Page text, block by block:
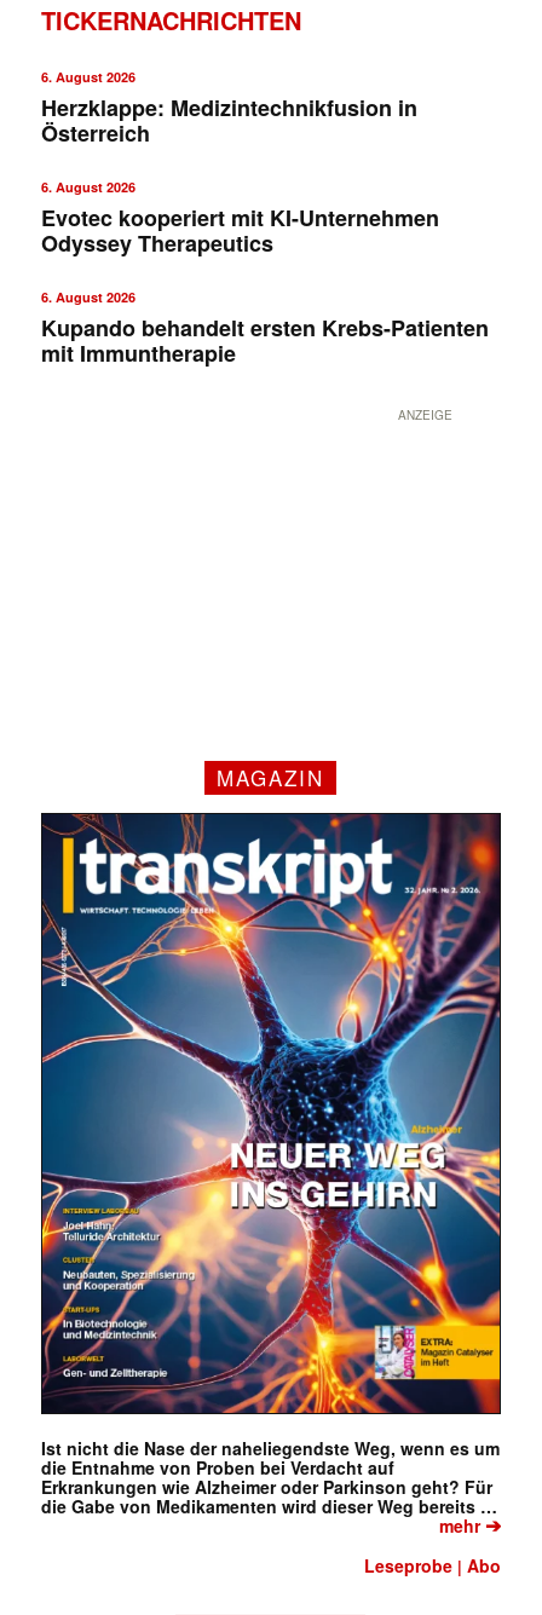
TICKERNACHRICHTEN
6. August 2026
Herzklappe: Medizintechnikfusion in
Österreich
6. August 2026
Evotec kooperiert mit KI-Unternehmen
Odyssey Therapeutics
6. August 2026
Kupando behandelt ersten Krebs-Patienten
mit Immuntherapie
ANZEIGE
MAGAZIN
Ist nicht die Nase der naheliegendste Weg, wenn es um
die Entnahme von Proben bei Verdacht auf
Erkrankungen wie Alzheimer oder Parkinson geht? Für
die Gabe von Medikamenten wird dieser Weg bereits …
mehr➔
Leseprobe |Abo